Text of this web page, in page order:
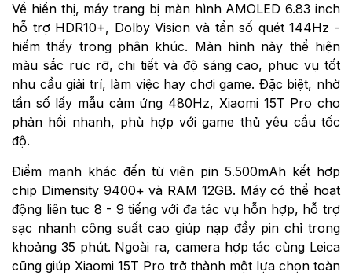
Về hiển thị, máy trang bị màn hình AMOLED 6.83 inch
hỗ trợ HDR10+, Dolby Vision và tần số quét 144Hz -
hiếm thấy trong phân khúc. Màn hình này thể hiện
màu sắc rực rỡ, chi tiết và độ sáng cao, phục vụ tốt
nhu cầu giải trí, làm việc hay chơi game. Đặc biệt, nhờ
tần số lấy mẫu cảm ứng 480Hz, Xiaomi 15T Pro cho
phản hồi nhanh, phù hợp với game thủ yêu cầu tốc
độ.
Điểm mạnh khác đến từ viên pin 5.500mAh kết hợp
chip Dimensity 9400+ và RAM 12GB. Máy có thể hoạt
động liên tục 8 - 9 tiếng với đa tác vụ hỗn hợp, hỗ trợ
sạc nhanh công suất cao giúp nạp đầy pin chỉ trong
khoảng 35 phút. Ngoài ra, camera hợp tác cùng Leica
cũng giúp Xiaomi 15T Pro trở thành một lựa chọn toàn